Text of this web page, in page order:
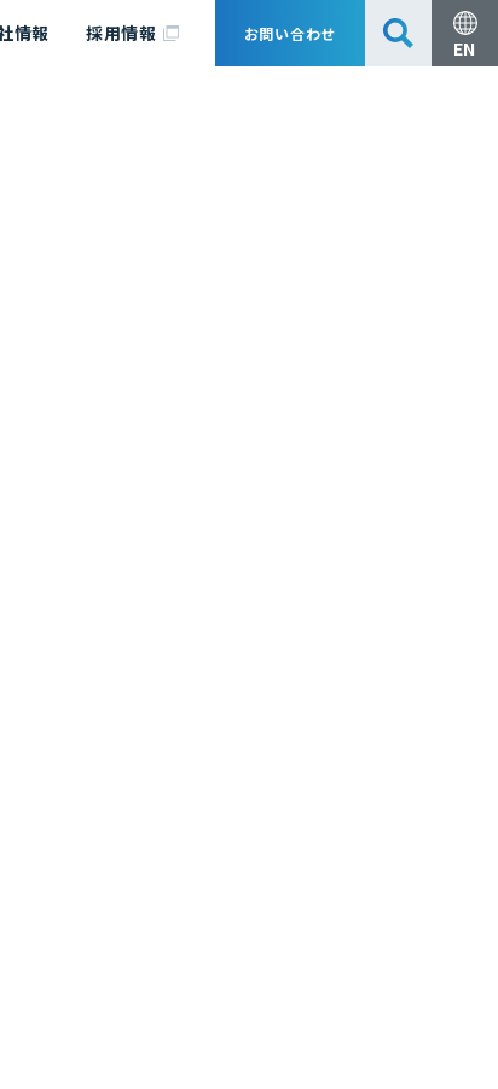
情報 採用情報 お問い合わせ
EN